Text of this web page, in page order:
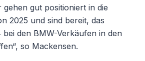
gehen gut positioniert in die
2025 und sind bereit, das
den BMW-Verkäufen in den
so Mackensen.